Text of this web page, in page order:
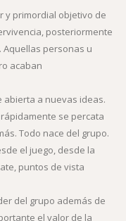
y primordial objetivo de
posteriormente
personas u
acaban
abierta a nuevas ideas.
se percata
Todo nace del grupo.
el juego, desde la
puntos de vista
del grupo además de
el valor de la